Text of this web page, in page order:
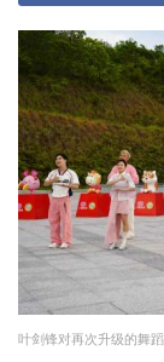
叶剑锋对再次升级的舞蹈